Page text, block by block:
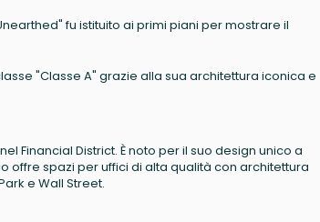
fu istituito ai primi piani per mostrare il
"Classe A" grazie alla sua architettura iconica e
Financial District. È noto per il suo design unico a
offre spazi per uffici di alta qualità con architettura
e Wall Street.